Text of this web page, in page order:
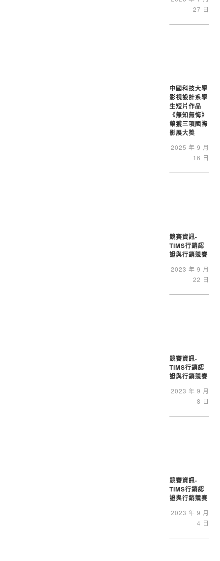
27 日
中國科技大學
影視設計系學
生短片作品
《無知無悔》
榮獲三項國際
影展大獎
2025 年 9 月
16 日
競賽資訊-
TIMS行銷認
證與行銷競賽
2023 年 9 月
22 日
競賽資訊-
TIMS行銷認
證與行銷競賽
2023 年 9 月
8 日
競賽資訊-
TIMS行銷認
證與行銷競賽
2023 年 9 月
4 日